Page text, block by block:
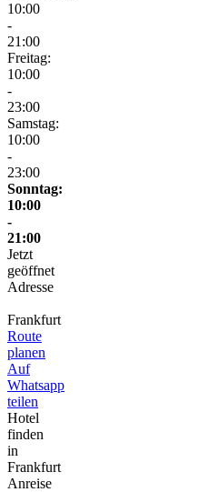
10:00
-
21:00
Freitag:
10:00
-
23:00
Samstag:
10:00
-
23:00
Sonntag:
10:00
-
21:00
Jetzt
geöffnet
Adresse
Frankfurt
Route
planen
Auf
Whatsapp
teilen
Hotel
finden
in
Frankfurt
Anreise